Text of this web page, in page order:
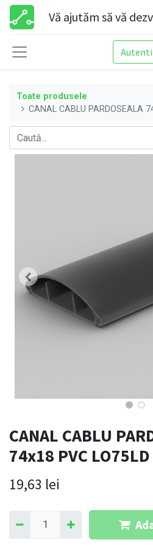
Vă ajutăm să vă
Toate produsele
CANAL CABLU PARDOSEALA
CANAL CABLU
74x18 PVC LO75LD
19,63 lei